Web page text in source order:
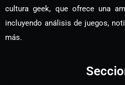
cultura geek, que ofrece una
incluyendo análisis de juegos,
más.